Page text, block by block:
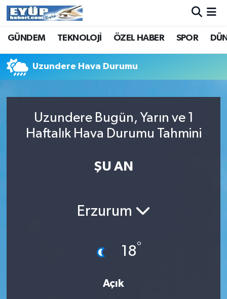
GÜNDEM TEKNOLOJİ ÖZEL HABER SPOR
Uzundere Hava Durumu
Uzundere Bugün, Yarın ve 1
Haftalık Hava Durumu Tahmini
ŞU AN
Erzurum
18°
Açık